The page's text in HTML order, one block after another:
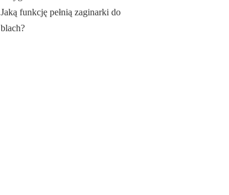
Jaką funkcję pełnią zaginarki do
blach?